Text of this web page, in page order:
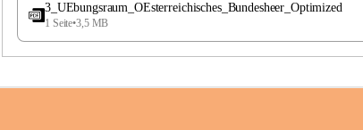
e
a
3_UEbungsraum_OEsterreichisches_Bundesheer_Optimized
1 Seite•3,5 MB